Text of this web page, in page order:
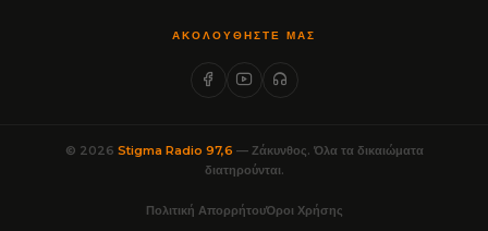
ΑΚΟΛΟΥΘΉΣΤΕ ΜΑΣ
© 2026 Stigma Radio 97,6 — Ζάκυνθος. Όλα τα δικαιώματα
διατηρούνται.
Πολιτική ΑπορρήτουΌροι Χρήσης